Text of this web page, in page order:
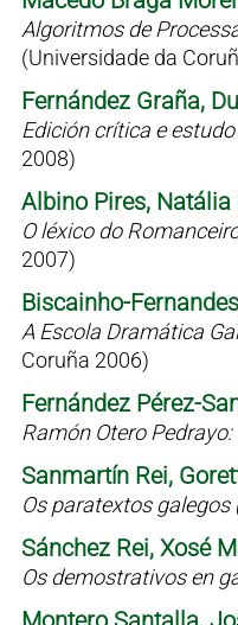
Algoritmos de
(Universidade da
Fernández Graña,
Edición crítica e
2008)
Albino Pires, Natália
O léxico do
2007)
Biscainho-
A Escola Dramática
Coruña 2006)
Fernández Pérez-
Ramón Otero
Sanmartín Rei,
Os paratextos
Sánchez Rei, Xosé
Os demostrativos en